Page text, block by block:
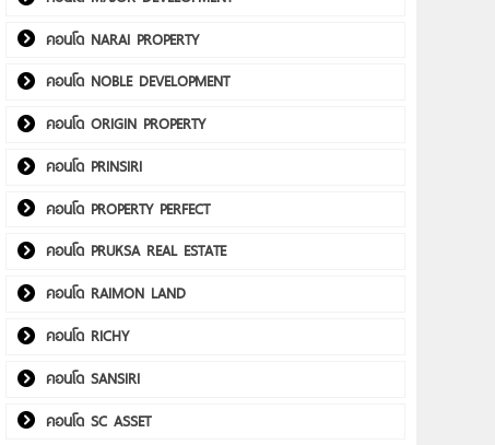
คอนโด NARAI PROPERTY
คอนโด NOBLE DEVELOPMENT
คอนโด ORIGIN PROPERTY
คอนโด PRINSIRI
คอนโด PROPERTY PERFECT
คอนโด PRUKSA REAL ESTATE
คอนโด RAIMON LAND
คอนโด RICHY
คอนโด SANSIRI
คอนโด SC ASSET